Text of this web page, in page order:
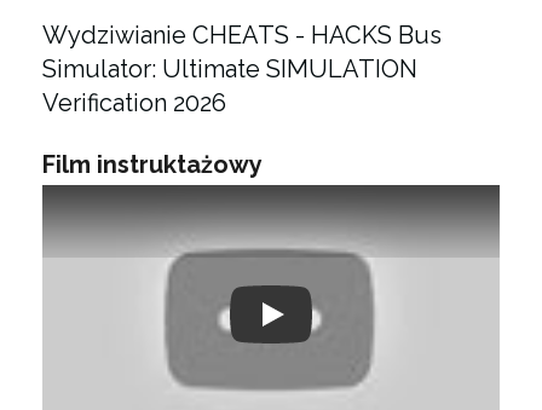
Wydziwianie CHEATS - HACKS Bus
Simulator: Ultimate SIMULATION
Verification 2026
Film instruktażowy
Play: Keynote (Google I/O '18)